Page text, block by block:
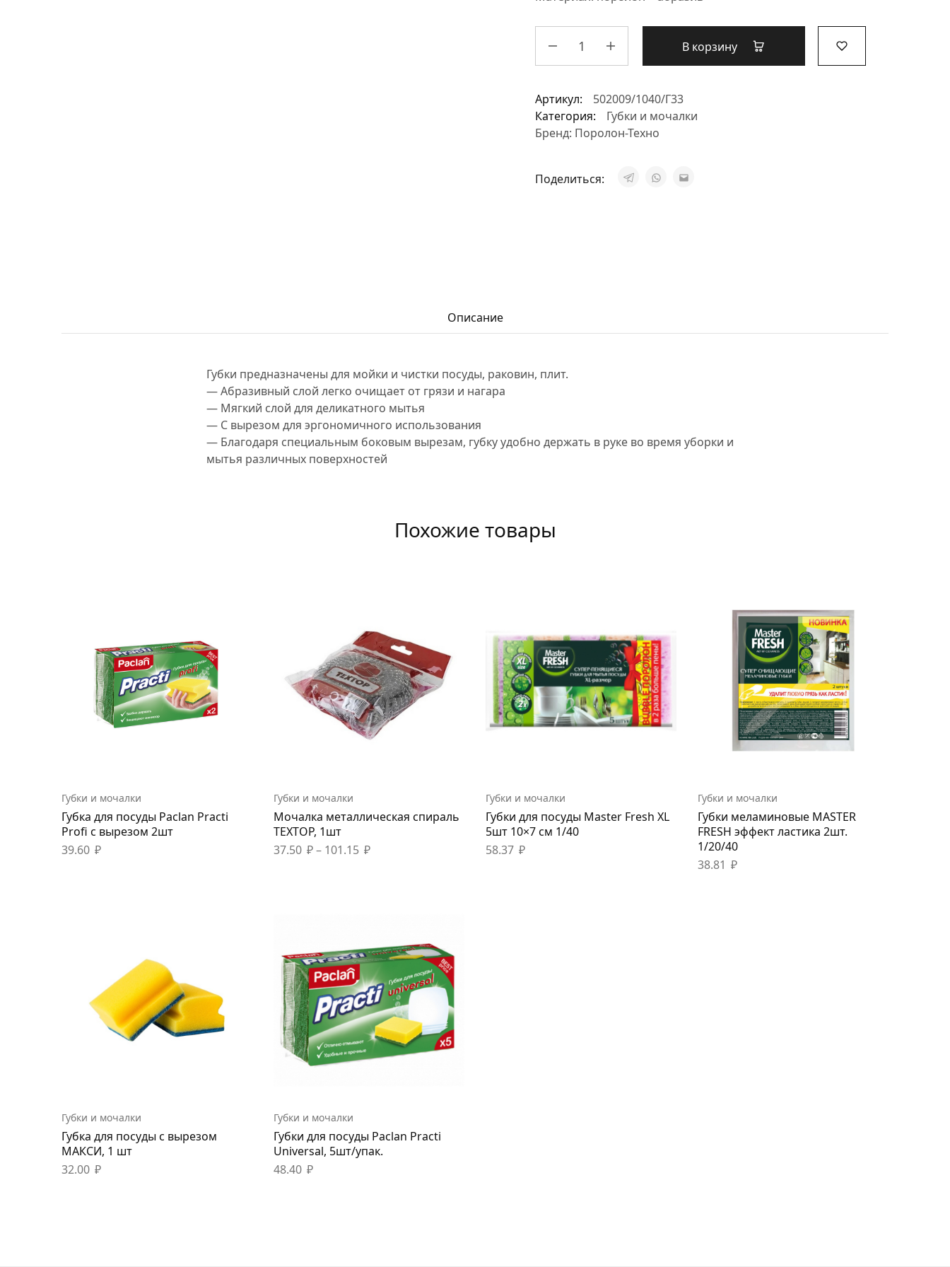
В корзину
Артикул:
502009/1040/Г33
Категория:
Губки и мочалки
Бренд: Поролон-Техно
Поделиться:
Описание
Губки предназначены для мойки и чистки посуды, раковин, плит.
— Абразивный слой легко очищает от грязи и нагара
— Мягкий слой для деликатного мытья
— С вырезом для эргономичного использования
— Благодаря специальным боковым вырезам, губку удобно держать в руке во время уборки и
мытья различных поверхностей
Похожие товары
Губки и мочалки
Губка для посуды Paclan Practi
Profi с вырезом 2шт
39.60 ₽
Губки и мочалки
Мочалка металлическая спираль
ТЕХТОР, 1шт
37.50 ₽– 101.15 ₽
Губки и мочалки
Губки для посуды Master Fresh XL
5шт 10×7 см 1/40
58.37 ₽
Губки и мочалки
Губки меламиновые MASTER
FRESH эффект ластика 2шт.
1/20/40
38.81 ₽
Губки и мочалки
Губка для посуды с вырезом
МАКСИ, 1 шт
32.00 ₽
Губки и мочалки
Губки для посуды Paclan Practi
Universal, 5шт/упак.
48.40 ₽